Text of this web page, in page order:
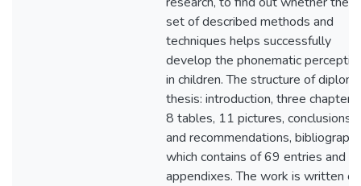
set of described methods and
techniques helps successfully
develop the phonematic
in children. The structure of
thesis: introduction, three chapters,
8 tables, 11 pictures, conclusions
and recommendations,
which contains of 69 entries and
appendixes. The work is written on